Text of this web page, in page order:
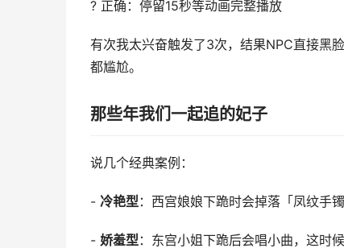
? 正确：停留15秒等动画完整播放
有次我太兴奋触发了3次，结果NPC直接黑
都尴尬。
那些年我们一起追的妃子
说几个经典案例：
- 冷艳型：西宫娘娘下跪时会掉落「凤纹手
- 娇羞型：东宫小姐下跪后会唱小曲，这时